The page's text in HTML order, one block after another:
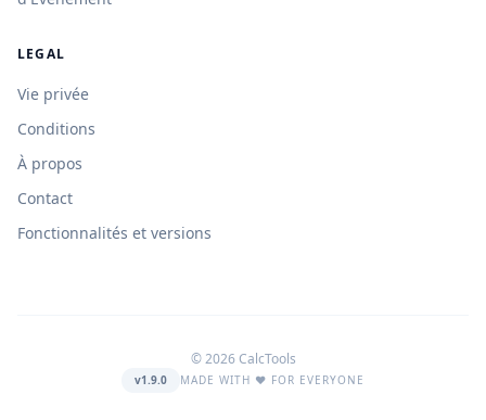
LEGAL
Vie privée
Conditions
À propos
Contact
Fonctionnalités et versions
© 2026 CalcTools
v1.9.0 MADE WITH ❤️ FOR EVERYONE